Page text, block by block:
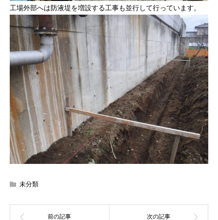
工場外部へは防液堤を増設する工事も並行して行っています。
未分類